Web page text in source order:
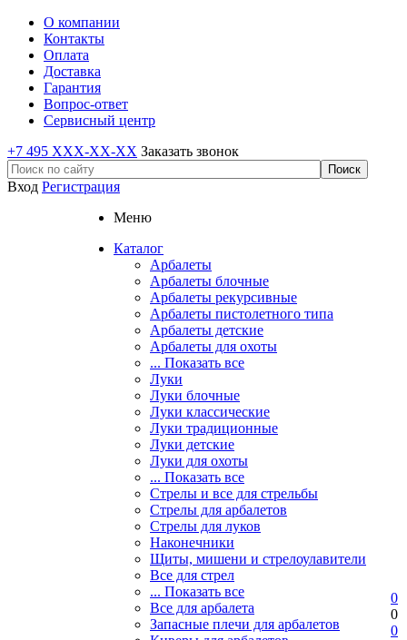
О компании
Контакты
Оплата
Доставка
Гарантия
Вопрос-ответ
Сервисный центр
+7 495 XXX-XX-XX Заказать звонок
Вход Регистрация
Меню
Каталог
Арбалеты
Арбалеты блочные
Арбалеты рекурсивные
Арбалеты пистолетного типа
Арбалеты детские
Арбалеты для охоты
... Показать все
Луки
Луки блочные
Луки классические
Луки традиционные
Луки детские
Луки для охоты
... Показать все
Стрелы и все для стрельбы
Стрелы для арбалетов
Стрелы для луков
Наконечники
Щиты, мишени и стрелоулавители
Все для стрел
... Показать все
Все для арбалета
Запасные плечи для арбалетов
0
0
0